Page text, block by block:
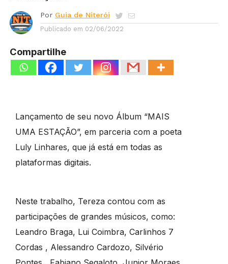
Por Guia de Niterói
Publicado em 02/06/2022
Compartilhe
Lançamento de seu novo Álbum “MAIS
UMA ESTAÇÃO”, em parceria com a poeta
Luly Linhares, que já está em todas as
plataformas digitais.
Neste trabalho, Tereza contou com as
participações de grandes músicos, como:
Leandro Braga, Lui Coimbra, Carlinhos 7
Cordas , Alessandro Cardozo, Silvério